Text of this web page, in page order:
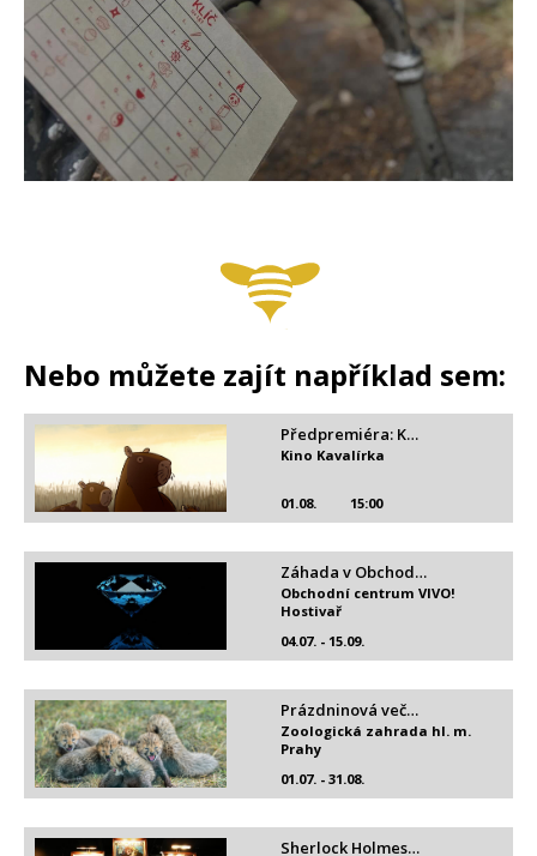
Nebo můžete zajít například sem:
Předpremiéra: K…
01.08. 15:00
Kino Kavalírka
Záhada v Obchod…
04.07. - 15.09.
Obchodní centrum VIVO!
Hostivař
Prázdninová več…
01.07. - 31.08.
Zoologická zahrada hl. m.
Prahy
Sherlock Holmes…